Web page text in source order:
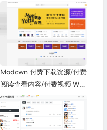
Modown 付费下载资源/付费
阅读查看内容/付费视频 Wor
dPress主题